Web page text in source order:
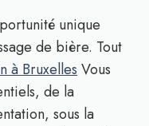
unique
de bière. Tout
à Bruxelles Vous
de la
sous la